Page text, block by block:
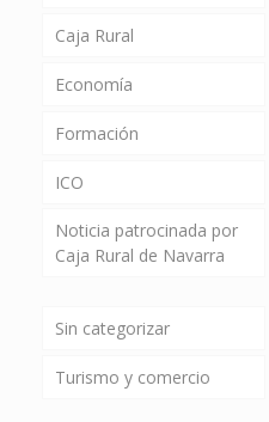
Caja Rural
Economía
Formación
ICO
Noticia patrocinada por
Caja Rural de Navarra
Sin categorizar
Turismo y comercio